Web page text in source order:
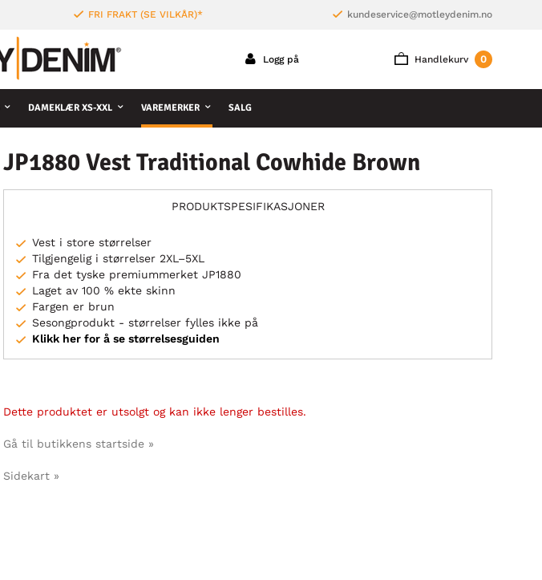
FRI FRAKT (SE VILKÅR)* kundeservice@motleydenim.no
Handlekurv 0
Logg på
DAMEKLÆR XS-XXL VAREMERKER SALG
JP1880 Vest Traditional Cowhide Brown
PRODUKTSPESIFIKASJONER
Vest i store størrelser
Tilgjengelig i størrelser 2XL–5XL
Fra det tyske premiummerket JP1880
Laget av 100 % ekte skinn
Fargen er brun
Sesongprodukt - størrelser fylles ikke på
Klikk her for å se størrelsesguiden
Dette produktet er utsolgt og kan ikke lenger bestilles.
Gå til butikkens startside »
Sidekart »